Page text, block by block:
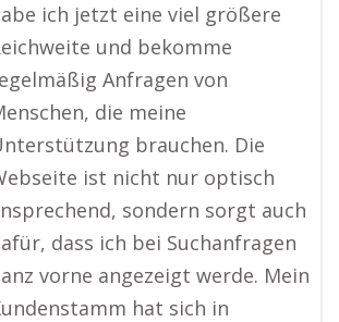
ich jetzt eine viel größere
und bekomme
Anfragen von
die meine
brauchen. Die
ist nicht nur optisch
sondern sorgt auch
dass ich bei Suchanfragen
vorne angezeigt werde. Mein
hat sich in